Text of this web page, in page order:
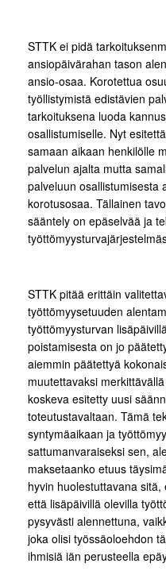
STTK ei pidä
ansiopäivärahan tason
ansio-osaa. Korotettua
työllistymistä edistävien
tarkoituksena luoda
osallistumiselle. Nyt
samaan aikaan henkilölle
palvelun ajalta mutta
palveluun osallistumisesta
korotusosaa. Tällainen
sääntely on epäselvää ja
STTK pitää erittäin
työttömyysetuuden
työttömyysturvan
poistamisesta on jo
aiemmin päätettyä
muutettavaksi
koskeva esitetty uusi
toteutustavaltaan. Tämä
syntymäaikaan ja
sattumanvaraiseksi sen,
maksetaanko etuus
hyvin huolestuttavana
että lisäpäivillä olevilla
pysyvästi alennettuna,
joka olisi työssäoloehdon
ihmisiä iän perusteella